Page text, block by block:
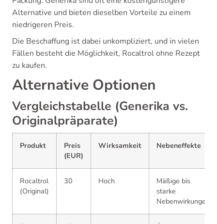
Alternative und bieten dieselben Vorteile zu einem
niedrigeren Preis.
Die Beschaffung ist dabei unkompliziert, und in vielen
Fällen besteht die Möglichkeit, Rocaltrol ohne Rezept
zu kaufen.
Alternative Optionen
Vergleichstabelle (Generika vs.
Originalpräparate)
Produkt
Preis
(EUR)
Wirksamkeit Nebeneffekte
Rocaltrol
(Original)
30 Hoch
Mäßige bis
starke
Nebenwirkungen